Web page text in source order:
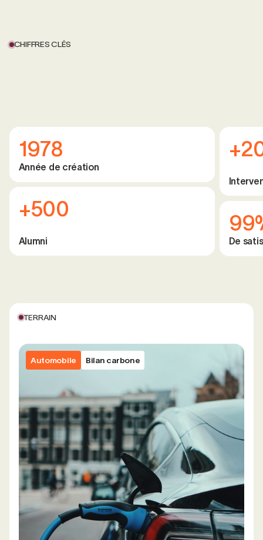
CHIFFRES CLÉS
1978
Année de création
+500
Alumni De
TERRAIN
Automobile Bilan carbone